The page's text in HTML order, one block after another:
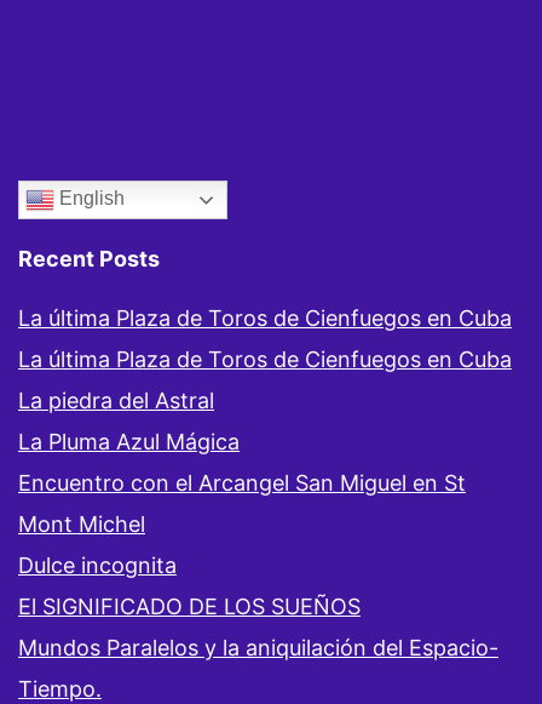
English
Recent Posts
La última Plaza de Toros de Cienfuegos en Cuba
La última Plaza de Toros de Cienfuegos en Cuba
La piedra del Astral
La Pluma Azul Mágica
Encuentro con el Arcangel San Miguel en St
Mont Michel
Dulce incognita
El SIGNIFICADO DE LOS SUEÑOS
Mundos Paralelos y la aniquilación del Espacio-
Tiempo.